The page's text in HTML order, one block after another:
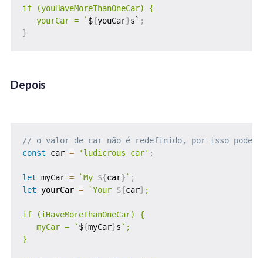
if (youHaveMoreThanOneCar) {
   yourCar =
` ${youCar}s` ;
}
Depois
// o valor de car não é redefinido, por isso
const car = 'ludicrous car' ;
let myCar = `My ${car}` ;
let yourCar = `Your ${car} ;
if (iHaveMoreThanOneCar) {
   myCar =
` ${myCar}s` ;
}